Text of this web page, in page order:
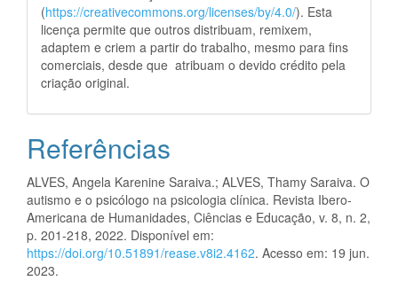
(https://creativecommons.org/licenses/by/4.0/). Esta
licença permite que outros distribuam, remixem,
adaptem e criem a partir do trabalho, mesmo para fins
comerciais, desde que atribuam o devido crédito pela
criação original.
Referências
ALVES, Angela Karenine Saraiva.; ALVES, Thamy Saraiva. O
autismo e o psicólogo na psicologia clínica. Revista Ibero-
Americana de Humanidades, Ciências e Educação, v. 8, n. 2,
p. 201-218, 2022. Disponível em:
https://doi.org/10.51891/rease.v8i2.4162. Acesso em: 19 jun.
2023.